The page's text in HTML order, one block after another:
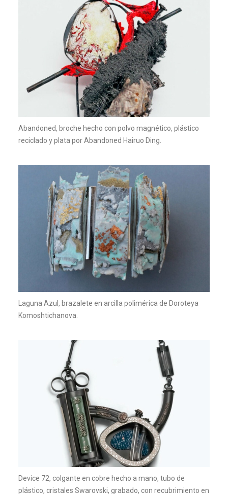
Abandoned, broche hecho con polvo magnético, plástico
reciclado y plata por Abandoned Hairuo Ding.
Laguna Azul, brazalete en arcilla polimérica de Doroteya
Komoshtichanova.
Device 72, colgante en cobre hecho a mano, tubo de
plástico, cristales Swarovski, grabado, con recubrimiento en